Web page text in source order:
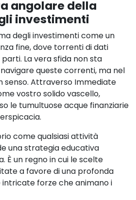
angolare della
investimenti
degli investimenti come un
fine, dove torrenti di dati
La vera sfida non sta
queste correnti, ma nel
senso. Attraverso Immediate
vostro solido vascello,
le tumultuose acque finanziarie
come qualsiasi attività
una strategia educativa
È un regno in cui le scelte
a favore di una profonda
forze che animano i